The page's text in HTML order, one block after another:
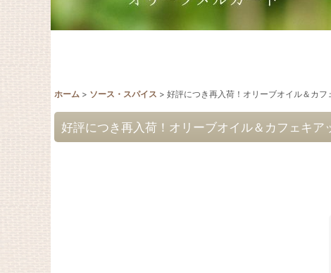
ホーム > ソース・スパイス > 好評につき再入荷！オリーブオイル＆カ
好評につき再入荷！オリーブオイル＆カフェキ